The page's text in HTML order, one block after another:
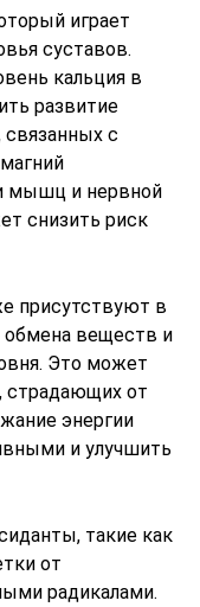
играет
суставов.
кальция в
развитие
связанных с
мышц и нервной
снизить риск
присутствуют в
веществ и
Это может
страдающих от
энергии
и улучшить
такие как
от
радикалами.